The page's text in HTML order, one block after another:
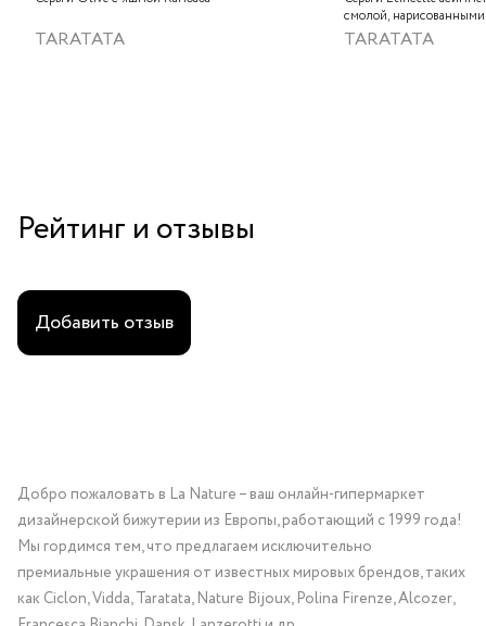
TARATATA
смолой,
слюдяным порошком,
тонированным
TARATATA
Рейтинг и отзывы
Добавить отзыв
Добро пожаловать в La Nature – ваш онлайн-гипермаркет
дизайнерской бижутерии из Европы, работающий с 1999 года!
Мы гордимся тем, что предлагаем исключительно
премиальные украшения от известных мировых брендов, таких
как Ciclon, Vidda, Taratata, Nature Bijoux, Polina Firenze, Alcozer,